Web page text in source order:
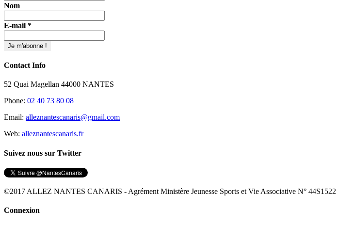
Nom
E-mail *
Contact Info
52 Quai Magellan 44000 NANTES
Phone: 02 40 73 80 08
Email: alleznantescanaris@gmail.com
Web: alleznantescanaris.fr
Suivez nous sur Twitter
©2017 ALLEZ NANTES CANARIS - Agrément Ministère Jeunesse Sports et Vie Associative N° 44S1522
Bascule
Connexion